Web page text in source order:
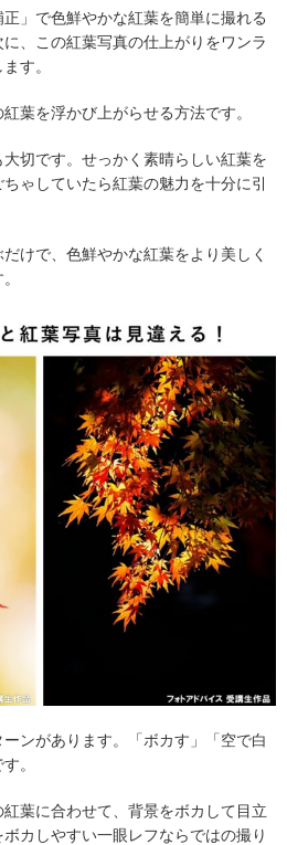
正」で色鮮やかな紅葉を簡単に撮れる
、この紅葉写真の仕上がりをワンラ
す。
葉を浮かび上がらせる方法です。
切です。せっかく素晴らしい紅葉を
ゃしていたら紅葉の魅力を十分に引
けで、色鮮やかな紅葉をより美しく
ンがあります。「ボカす」「空で白
。
葉に合わせて、背景をボカして目立
カしやすい一眼レフならではの撮り